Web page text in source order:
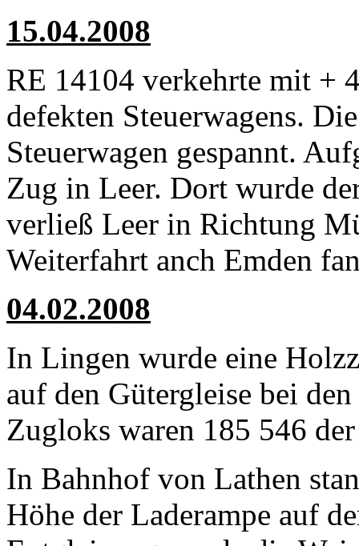
15.04.2008
RE 14104 verkehrte mit +
defekten Steuerwagens.
Steuerwagen gespannt.
Zug in Leer. Dort wurde
verließ Leer in Richtung
Weiterfahrt anch Emden
04.02.2008
In Lingen wurde eine
auf den Gütergleise bei
Zugloks waren 185 546
In Bahnhof von Lathen
Höhe der Laderampe auf